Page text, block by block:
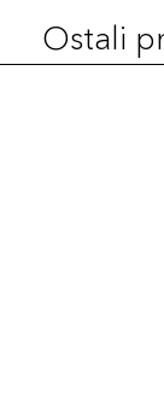
Ostali